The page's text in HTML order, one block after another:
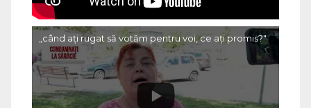
„când ați rugat să votăm pentru voi, ce ați promis?"